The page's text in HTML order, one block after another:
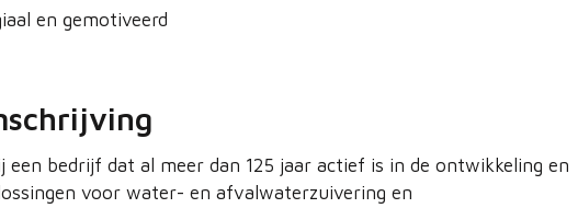
en gemotiveerd
een bedrijf dat al meer dan 125 jaar actief is in de ontwikkeling en
voor water- en afvalwaterzuivering en